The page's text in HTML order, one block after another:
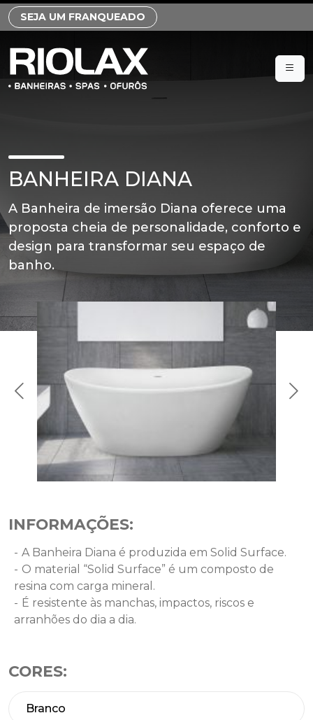
SEJA UM FRANQUEADO
BANHEIRA DIANA
A Banheira de imersão Diana oferece uma
proposta cheia de personalidade, conforto e
design para transformar seu espaço de
banho.
INFORMAÇÕES:
A Banheira Diana é produzida em Solid Surface.
O material “Solid Surface” é um composto de
resina com carga mineral.
É resistente às manchas, impactos, riscos e
arranhões do dia a dia.
CORES:
Branco